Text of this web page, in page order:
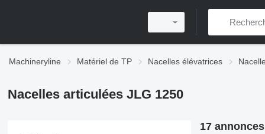
Machineryline Matériel de TP Nacelles élévatrices
Nacelles articulées JLG 1250
17